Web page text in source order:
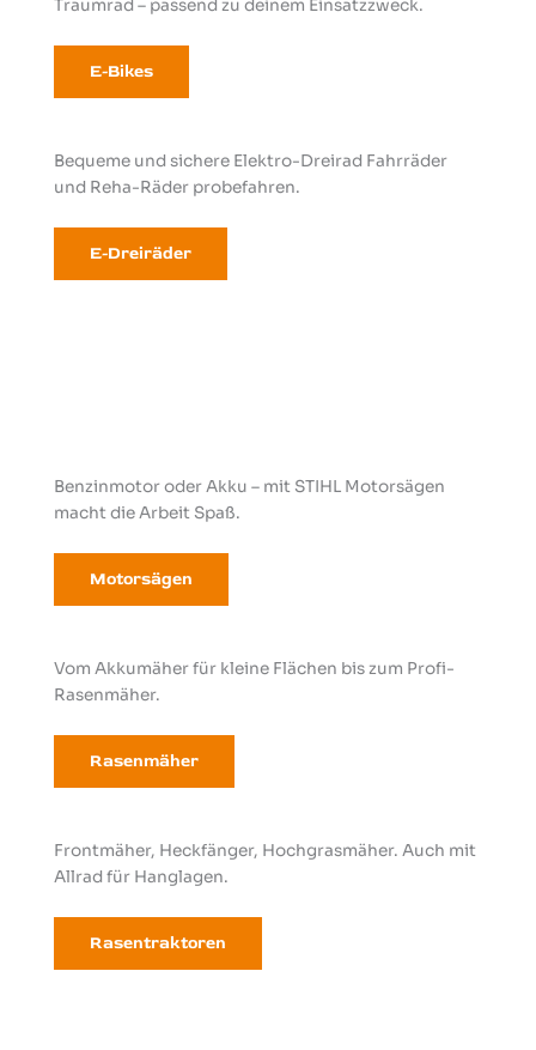
Traumrad – passend zu deinem Einsatzzweck.
E-Bikes
Bequeme und sichere Elektro-Dreirad Fahrräder
und Reha-Räder probefahren.
E-Dreiräder
Benzinmotor oder Akku – mit STIHL Motorsägen
macht die Arbeit Spaß.
Motorsägen
Vom Akkumäher für kleine Flächen bis zum Profi-
Rasenmäher.
Rasenmäher
Frontmäher, Heckfänger, Hochgrasmäher. Auch mit
Allrad für Hanglagen.
Rasentraktoren